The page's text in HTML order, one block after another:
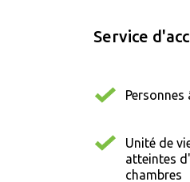
Service
Personnes
Unité de
atteintes
chambres